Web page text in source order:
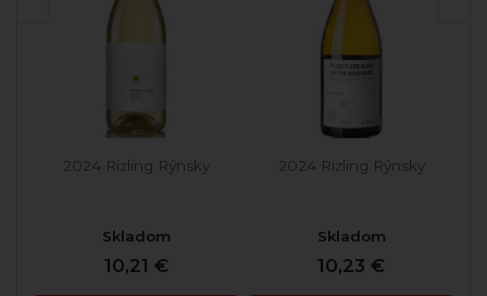
2024 Rizling Rýnsky
Skladom
10,21 €
2024 Rizling Rýnsky
Skladom
10,23 €